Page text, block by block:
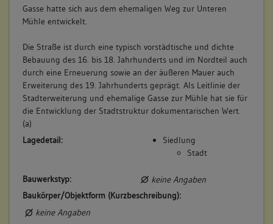
Bauteil:
Bauteil:
58. Beinhaltet
Bauteil:
Scheune, Vorstadt 75
59. Beinhaltet
Bauteil:
Scheune, Vorstadt 17
60. Beinhaltet
Bauteil:
Scheune, Vorstadt 37
Bauteil:
Bauteil:
Abbildungsnachweis
Gasse hatte sich aus dem ehemaligen Weg zur Unteren
Mühle entwickelt.
Die Straße ist durch eine typisch vorstädtische und dichte
Bebauung des 16. bis 18. Jahrhunderts und im Nordteil auch
durch eine Erneuerung sowie an der äußeren Mauer auch
Erweiterung des 19. Jahrhunderts geprägt. Als Leitlinie der
Stadterweiterung und ehemalige Gasse zur Mühle hat sie für
die Entwicklung der Stadtstruktur dokumentarischen Wert.
(a)
Lagedetail:
Siedlung
Stadt
Bauwerkstyp:
keine Angaben
Baukörper/Objektform (Kurzbeschreibung):
keine Angaben